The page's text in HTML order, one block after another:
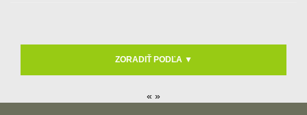
ZORADIŤ PODĽA ▼
« »